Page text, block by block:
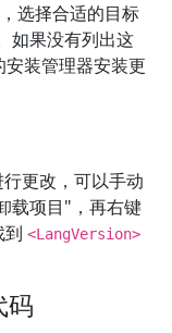
选择合适的目标
如果没有列出这
装管理器安装更
更改，可以手动
载项目"，再右键
到<LangVersion>
码